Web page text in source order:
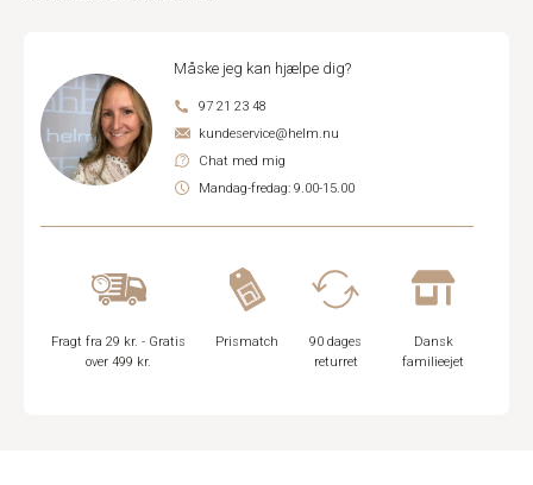
Måske jeg kan hjælpe dig?
97 21 23 48
kundeservice@helm.nu
Chat med mig
Mandag-fredag: 9.00-15.00
Fragt fra 29 kr. - Gratis
over 499 kr.
Prismatch
90 dages
returret
Dansk
familieejet